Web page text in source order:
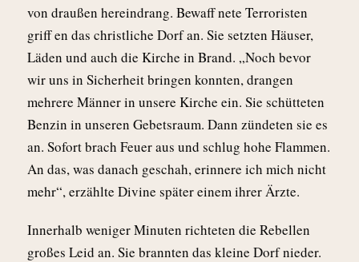
von draußen hereindrang. Bewaff nete Terroristen
griff en das christliche Dorf an. Sie setzten Häuser,
Läden und auch die Kirche in Brand. „Noch bevor
wir uns in Sicherheit bringen konnten, drangen
mehrere Männer in unsere Kirche ein. Sie schütteten
Benzin in unseren Gebetsraum. Dann zündeten sie es
an. Sofort brach Feuer aus und schlug hohe Flammen.
An das, was danach geschah, erinnere ich mich nicht
mehr“, erzählte Divine später einem ihrer Ärzte.
Innerhalb weniger Minuten richteten die Rebellen
großes Leid an. Sie brannten das kleine Dorf nieder.